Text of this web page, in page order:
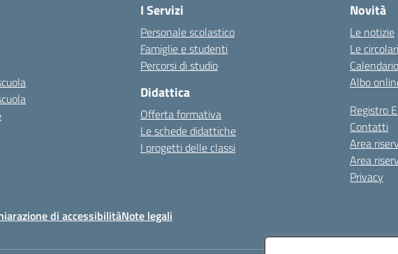
I Servizi
Personale scolastico
Famiglie e studenti
Percorsi di studio
Didattica
Offerta formativa
Le schede didattiche
I progetti delle classi
Novità
Le notizie
Le circolari
Albo
Registro
Contatti
Area
Area
Privacy
di accessibilitàNote legali